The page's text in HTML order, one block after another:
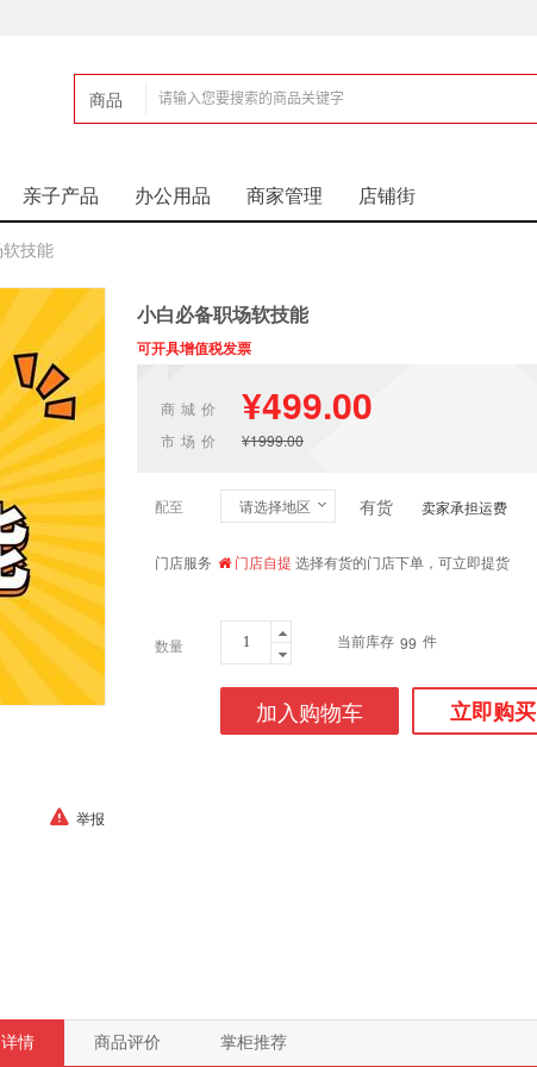
商品
亲子产品 办公用品 商家管理 店铺街
技能
举报
小白必备职场软技能
可开具增值税发票
商城价 ¥499.00
市场价 ¥1999.00
配至 请选择地区 有货 卖家承担运费
门店服务 门店自提 选择有货的门店下单，可立即提货
数量 当前库存 99 件
加入购物车 立即购买
情 商品评价 掌柜推荐